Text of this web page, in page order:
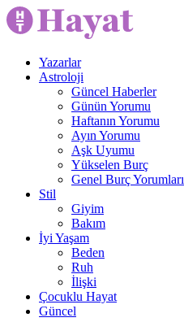
Yazarlar
Astroloji
Güncel Haberler
Günün Yorumu
Haftanın Yorumu
Ayın Yorumu
Aşk Uyumu
Yükselen Burç
Genel Burç Yorumları
Stil
Giyim
Bakım
İyi Yaşam
Beden
Ruh
İlişki
Çocuklu Hayat
Güncel